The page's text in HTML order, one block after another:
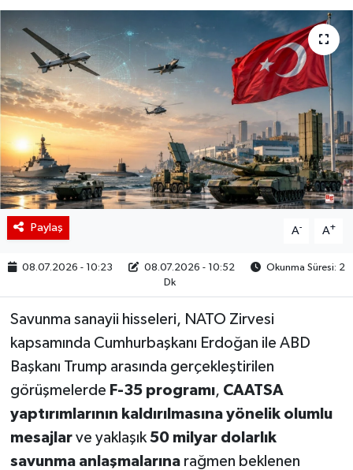
Paylaş A- A+
08.07.2026 - 10:23 08.07.2026 - 10:52
Okunma Süresi: 2
Dk
Savunma sanayii hisseleri, NATO Zirvesi
kapsamında Cumhurbaşkanı Erdoğan ile ABD
Başkanı Trump arasında gerçekleştirilen
görüşmelerde F-35 programı, CAATSA
yaptırımlarının kaldırılmasına yönelik olumlu
mesajlarve yaklaşık 50 milyar dolarlık
savunma anlaşmalarınarağmen beklenen
Şirket Haberleri
Borsa Gundem
BIST 100 Isı Haritası
Coin Isı Haritası
Ekonomik Takvim
Kiripto Para Piyasası
Hakkımızda
İletişim